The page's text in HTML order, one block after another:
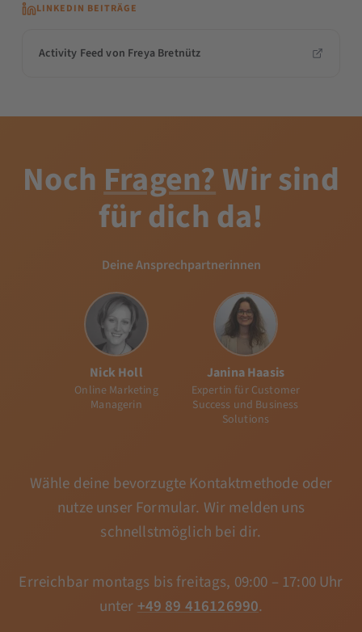
LINKEDIN BEITRÄGE
Activity Feed von Freya Bretnütz
NochFragen?Wir sind
für dich da!
Deine Ansprechpartnerinnen
Nick Holl
Online Marketing
Managerin
Janina Haasis
Expertin für Customer
Success und Business
Solutions
Wähle deine bevorzugte Kontaktmethode oder
nutze unser Formular. Wir melden uns
schnellstmöglich bei dir.
Erreichbar montags bis freitags, 09:00 – 17:00 Uhr
unter+49 89 416126990.